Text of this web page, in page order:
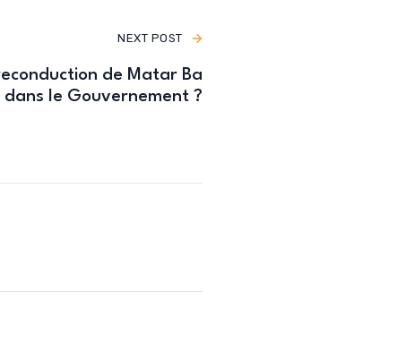
NEXT POST
de Matar Ba
dans le Gouvernement ?